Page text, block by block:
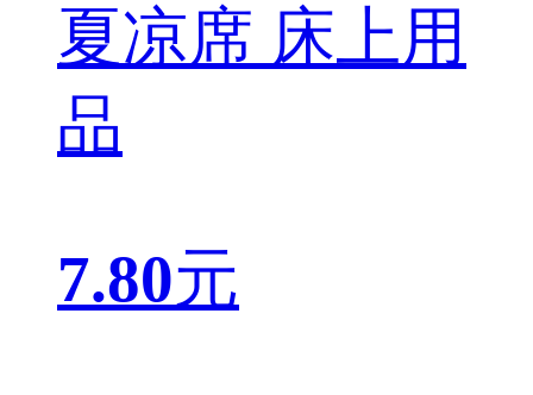
夏凉席 床上用
品
7.80元